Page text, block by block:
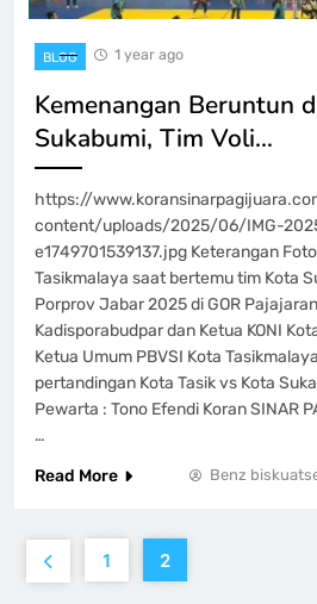
BLOG 1 year ago
Kemenangan Beruntun
Sukabumi, Tim Voli…
https://
content/uploads/2025/06/IMG-
e1749701539137.jpg Keterangan
Tasikmalaya saat bertemu tim Kota
Porprov Jabar 2025 di GOR
Kadisporabudpar dan Ketua KONI
Ketua Umum PBVSI Kota
pertandingan Kota Tasik vs Kota
Pewarta : Tono Efendi Koran SINAR
…
Read More
Benz
1 2